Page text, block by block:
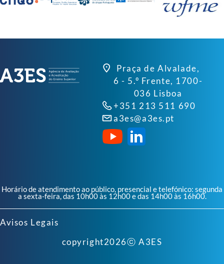
Praça de Alvalade,
6 - 5.º Frente, 1700-
036 Lisboa
+351 213 511 690
a3es@a3es.pt
Horário de atendimento ao público, presencial e telefónico: segunda
a sexta-feira, das 10h00 às 12h00 e das 14h00 às 16h00.
Avisos Legais
copyright2026ⓒ A3ES